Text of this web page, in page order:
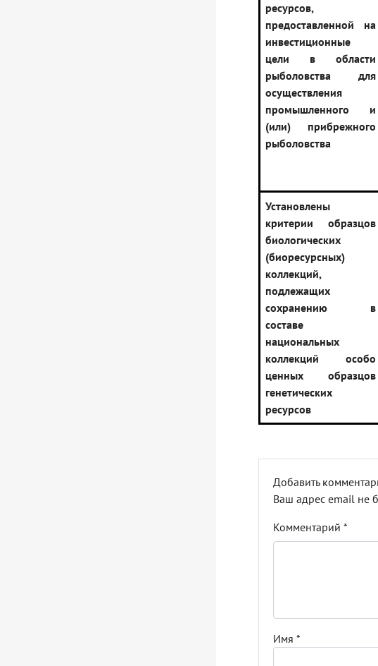
ресурсов,
предоставленной на
инвестиционные
цели в области
рыболовства для
осуществления
промышленного и
(или) прибрежного
рыболовства
Установлены
критерии образцов
биологических
(биоресурсных)
коллекций,
подлежащих
сохранению в
составе
национальных
коллекций особо
ценных образцов
генетических
ресурсов
Добавить
Ваш адрес email не
Комментарий *
Имя *